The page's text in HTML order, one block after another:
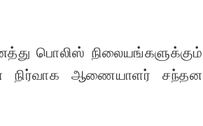
பொலிஸ் நிலையங்களுக்கும்
நிர்வாக ஆணையாளர் சந்தன